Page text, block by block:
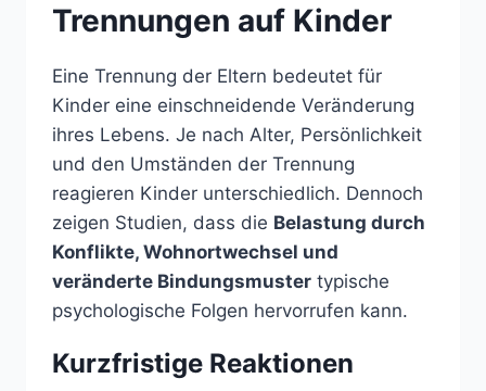
Trennungen auf Kinder
Eine Trennung der Eltern bedeutet für
Kinder eine einschneidende Veränderung
ihres Lebens. Je nach Alter, Persönlichkeit
und den Umständen der Trennung
reagieren Kinder unterschiedlich. Dennoch
zeigen Studien, dass die Belastung durch
Konflikte, Wohnortwechsel und
veränderte Bindungsmuster typische
psychologische Folgen hervorrufen kann.
Kurzfristige Reaktionen